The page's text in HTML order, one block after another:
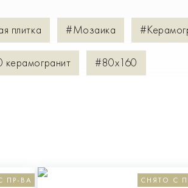
плитка #Мозаика
керамогранит #80х160
ПР-ВА СНЯТО С